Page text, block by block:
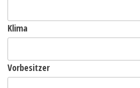
Klima
Vorbesitzer